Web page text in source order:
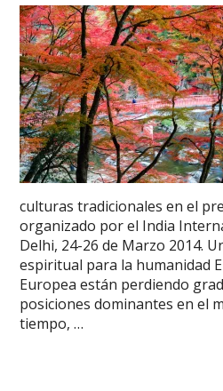
culturas tradicionales en el
organizado por el India
Delhi, 24-26 de Marzo 2014.
espiritual para la humanidad
Europea están perdiendo
posiciones dominantes en el
tiempo, …